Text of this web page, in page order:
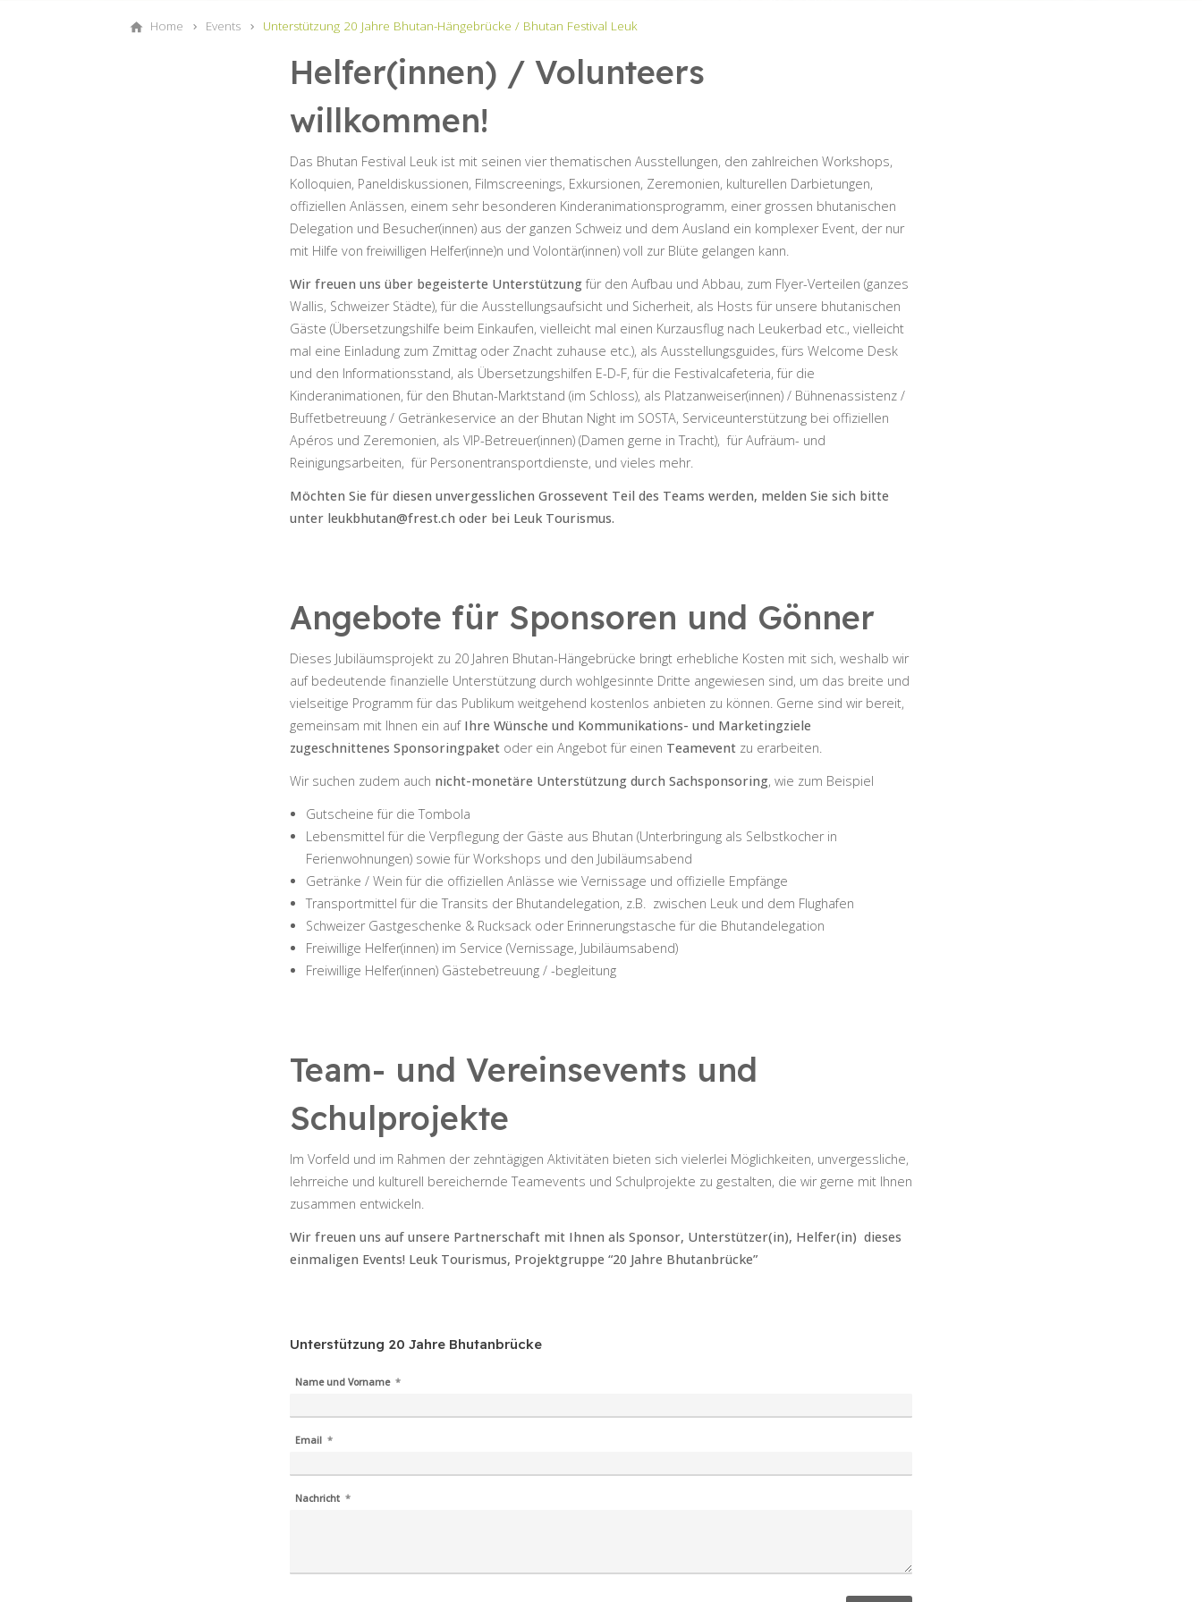
Home Events Unterstützung 20 Jahre Bhutan-Hängebrücke / Bhutan Festival Leuk
Helfer(innen) / Volunteers
willkommen!
Das Bhutan Festival Leuk ist mit seinen vier thematischen Ausstellungen, den zahlreichen Workshops,
Kolloquien, Paneldiskussionen, Filmscreenings, Exkursionen, Zeremonien, kulturellen Darbietungen,
offiziellen Anlässen, einem sehr besonderen Kinderanimationsprogramm, einer grossen bhutanischen
Delegation und Besucher(innen) aus der ganzen Schweiz und dem Ausland ein komplexer Event, der nur
mit Hilfe von freiwilligen Helfer(inne)n und Volontär(innen) voll zur Blüte gelangen kann.
Wir freuen uns über begeisterte Unterstützungfür den Aufbau und Abbau, zum Flyer-Verteilen (ganzes
Wallis, Schweizer Städte), für die Ausstellungsaufsicht und Sicherheit, als Hosts für unsere bhutanischen
Gäste (Übersetzungshilfe beim Einkaufen, vielleicht mal einen Kurzausflug nach Leukerbad etc., vielleicht
mal eine Einladung zum Zmittag oder Znacht zuhause etc.), als Ausstellungsguides, fürs Welcome Desk
und den Informationsstand, als Übersetzungshilfen E-D-F, für die Festivalcafeteria, für die
Kinderanimationen, für den Bhutan-Marktstand (im Schloss), als Platzanweiser(innen) / Bühnenassistenz /
Buffetbetreuung / Getränkeservice an der Bhutan Night im SOSTA, Serviceunterstützung bei offiziellen
Apéros und Zeremonien, als VIP-Betreuer(innen) (Damen gerne in Tracht), für Aufräum- und
Reinigungsarbeiten, für Personentransportdienste, und vieles mehr.
Möchten Sie für diesen unvergesslichen Grossevent Teil des Teams werden, melden Sie sich bitte
unter leukbhutan@frest.ch oder bei Leuk Tourismus.
Angebote für Sponsoren und Gönner
Dieses Jubiläumsprojekt zu 20 Jahren Bhutan-Hängebrücke bringt erhebliche Kosten mit sich, weshalb wir
auf bedeutende finanzielle Unterstützung durch wohlgesinnte Dritte angewiesen sind, um das breite und
vielseitige Programm für das Publikum weitgehend kostenlos anbieten zu können. Gerne sind wir bereit,
gemeinsam mit Ihnen ein auf Ihre Wünsche und Kommunikations- und Marketingziele
zugeschnittenes Sponsoringpaket oder ein Angebot für einen Teamevent zu erarbeiten.
Wir suchen zudem auch nicht-monetäre Unterstützung durch Sachsponsoring, wie zum Beispiel
Gutscheine für die Tombola
Lebensmittel für die Verpflegung der Gäste aus Bhutan (Unterbringung als Selbstkocher in
Ferienwohnungen) sowie für Workshops und den Jubiläumsabend
Getränke / Wein für die offiziellen Anlässe wie Vernissage und offizielle Empfänge
Transportmittel für die Transits der Bhutandelegation, z.B. zwischen Leuk und dem Flughafen
Schweizer Gastgeschenke & Rucksack oder Erinnerungstasche für die Bhutandelegation
Freiwillige Helfer(innen) im Service (Vernissage, Jubiläumsabend)
Freiwillige Helfer(innen) Gästebetreuung / -begleitung
Team- und Vereinsevents und
Schulprojekte
Im Vorfeld und im Rahmen der zehntägigen Aktivitäten bieten sich vielerlei Möglichkeiten, unvergessliche,
lehrreiche und kulturell bereichernde Teamevents und Schulprojekte zu gestalten, die wir gerne mit Ihnen
zusammen entwickeln.
Wir freuen uns auf unsere Partnerschaft mit Ihnen als Sponsor, Unterstützer(in), Helfer(in) dieses
einmaligen Events! Leuk Tourismus, Projektgruppe “20 Jahre Bhutanbrücke”
Unterstützung 20 Jahre Bhutanbrücke
Name und Vorname
Email
Nachricht